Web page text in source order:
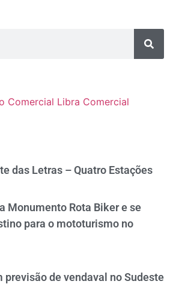
Comercial Libra Comercial
das Letras – Quatro Estações
Monumento Rota Biker e se
para o mototurismo no
previsão de vendaval no Sudeste